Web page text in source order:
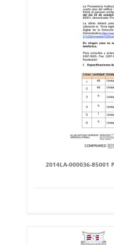
2014LA-000036-85001